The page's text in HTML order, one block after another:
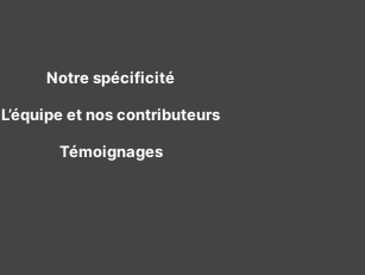
Notre spécificité
L’équipe et nos contributeurs
Témoignages